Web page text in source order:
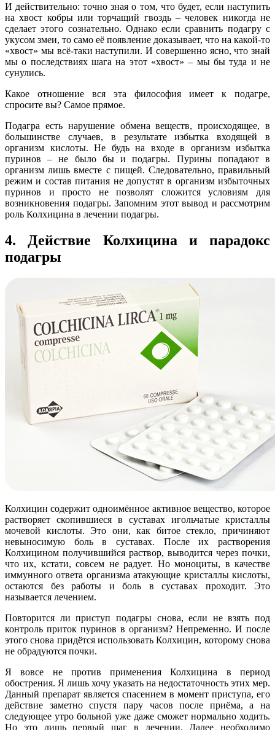
И действительно: точно зная о том, что будет, если наступить
на хвост кобры или торчащий гвоздь – человек никогда не
сделает этого сознательно. Однако если сравнить подагру с
укусом змеи, то само её появление доказывает, что на какой-то
«хвост» мы всё-таки наступили. И совершенно ясно, что знай
мы о последствиях шага на этот «хвост» – мы бы туда и не
сунулись.
Какое отношение вся эта философия имеет к подагре,
спросите вы? Самое прямое.
Подагра есть нарушение обмена веществ, происходящее, в
большинстве случаев, в результате избытка входящей в
организм кислоты. Не будь на входе в организм избытка
пуринов – не было бы и подагры. Пурины попадают в
организм лишь вместе с пищей. Следовательно, правильный
режим и состав питания не допустят в организм избыточных
пуринов и просто не позволят сложится условиям для
возникновения подагры. Запомним этот вывод и рассмотрим
роль Колхицина в лечении подагры.
4. Действие Колхицина и парадокс
подагры
Колхицин содержит одноимённое активное вещество, которое
растворяет скопившиеся в суставах игольчатые кристаллы
мочевой кислоты. Это они, как битое стекло, причиняют
невыносимую боль в суставах. После их растворения
Колхицином получившийся раствор, выводится через почки,
что их, кстати, совсем не радует. Но моноциты, в качестве
иммунного ответа организма атакующие кристаллы кислоты,
остаются без работы и боль в суставах проходит. Это
называется лечением.
Повторится ли приступ подагры снова, если не взять под
контроль приток пуринов в организм? Непременно. И после
этого снова придётся использовать Колхицин, которому снова
не обрадуются почки.
Я вовсе не против применения Колхицина в период
обострения. Я лишь хочу указать на недостаточность этих мер.
Данный препарат является спасением в момент приступа, его
действие заметно спустя пару часов после приёма, а на
следующее утро больной уже даже сможет нормально ходить.
Но это лишь первый шаг в лечении. Далее необходимо